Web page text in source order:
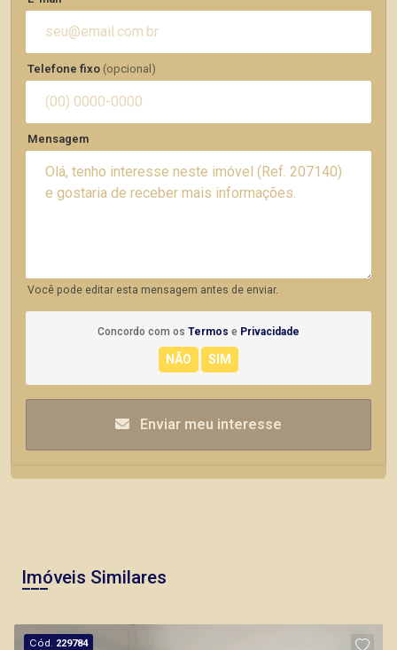
Telefone fixo (opcional)
Mensagem
Você pode editar esta mensagem antes de enviar.
Concordo com os Termos e Privacidade
Enviar meu interesse
Imóveis Similares
Cód. 229784